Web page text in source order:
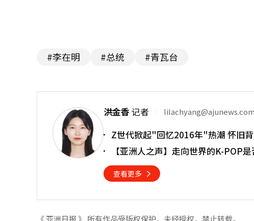
#李在明 #总统 #青瓦台
洪金香 记者 lilachyang@ajunews.com
Z世代掀起"回忆2016年"热潮 怀旧
【亚洲人之声】走向世界的K-POP
查看更多
《 亚洲日报 》 所有作品受版权保护，未经授权，禁止转载。